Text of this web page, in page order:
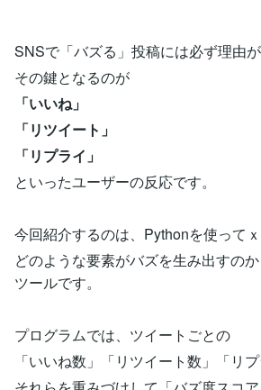
SNSで「バズる」投稿には必ず理由が
その鍵となるのが
「いいね」
「リツイート」
「リプライ」
といったユーザーの反応です。
今回紹介するのは、Pythonを使ってｘ
どのような要素がバズを生み出すの
ツールです。
プログラムでは、ツイートごとの
「いいね数」「リツイート数」「リ